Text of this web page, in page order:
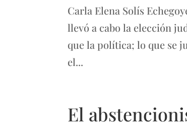
Carla Elena Solís
llevó a cabo la elección
que la política; lo que se
el...
El